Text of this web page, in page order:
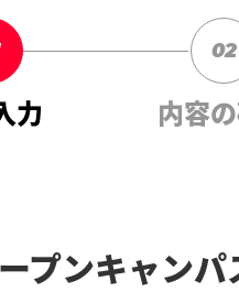
力
02
内容
プンキャン